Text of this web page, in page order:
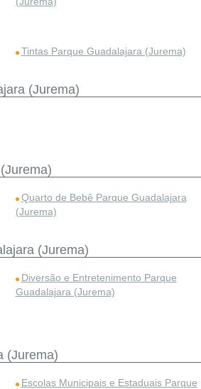
Tintas Parque Guadalajara (Jurema)
(Jurema)
Quarto de Bebê Parque Guadalajara
(Jurema)
(Jurema)
Diversão e Entretenimento Parque
Guadalajara (Jurema)
(Jurema)
Escolas Municipais e Estaduais Parque